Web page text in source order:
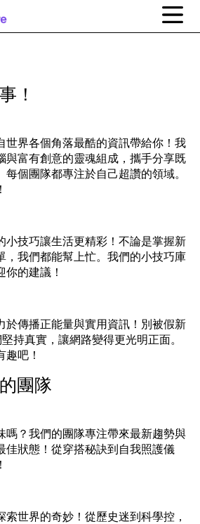
！
世界各個角落最酷的資訊帶給你！我
與富有創意的靈魂組成，攜手分享既
個團隊都專注於自己超讚的領域。
小技巧讓生活更精彩！不論是掌握新
，我們都能幫上忙。我們的小技巧庫
的建議！
於傳播正能量與實用資訊！別被假新
持真實，讓網路變得更光明正面。
吧！
團隊
嗎？我們的團隊專注帶來最新趨勢與
佳狀態！從穿搭秘訣到自我照護儀
索世界的奇妙！從歷史迷到科學控，